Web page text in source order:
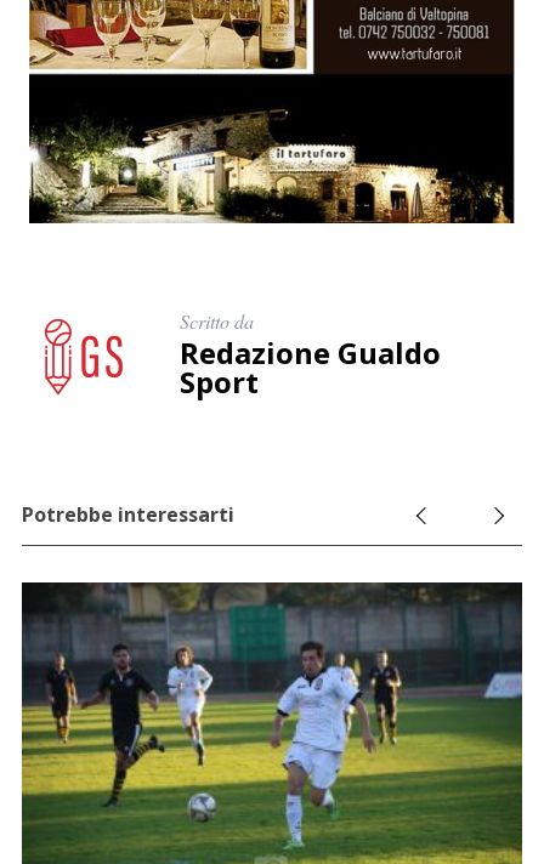
Scritto da
Redazione Gualdo
Sport
Potrebbe interessarti